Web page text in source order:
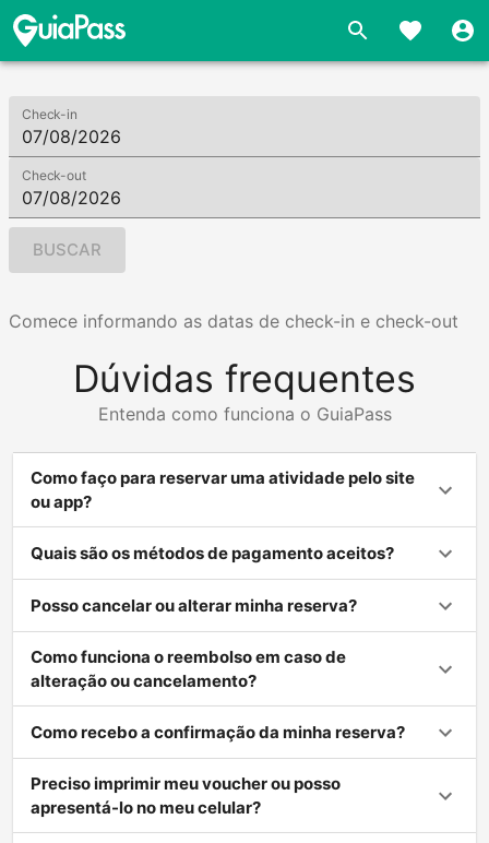
Check-in
Check-out
BUSCAR
Comece informando as datas de check-in e check-out
Dúvidas frequentes
Entenda como funciona o GuiaPass
Como faço para reservar uma atividade pelo site
ou app?
Quais são os métodos de pagamento aceitos?
Posso cancelar ou alterar minha reserva?
Como funciona o reembolso em caso de
alteração ou cancelamento?
Como recebo a confirmação da minha reserva?
Preciso imprimir meu voucher ou posso
apresentá-lo no meu celular?